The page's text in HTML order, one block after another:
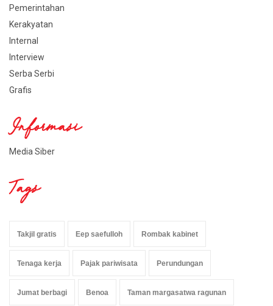
Pemerintahan
Kerakyatan
Internal
Interview
Serba Serbi
Grafis
Informasi
Media Siber
Tags
Takjil gratis Eep saefulloh Rombak kabinet
Tenaga kerja Pajak pariwisata Perundungan
Jumat berbagi Benoa Taman margasatwa ragunan